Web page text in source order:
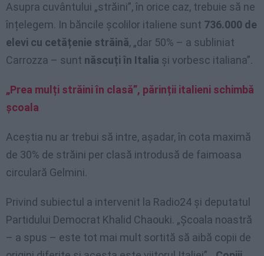
Asupra cuvântului „străini”, în orice caz, trebuie să ne
înțelegem. In băncile școlilor italiene sunt 736.000 de
elevi cu cetățenie străină, „dar 50% – a subliniat
Carrozza – sunt născuți în Italia și vorbesc italiana”.
„Prea mulți străini în clasă”, părinții italieni schimbă
școala
Aceștia nu ar trebui să intre, așadar, în cota maximă
de 30% de străini per clasă introdusă de faimoasa
circulară Gelmini.
Privind subiectul a intervenit la Radio24 și deputatul
Partidului Democrat Khalid Chaouki. „Școala noastră
– a spus – este tot mai mult sortită să aibă copii de